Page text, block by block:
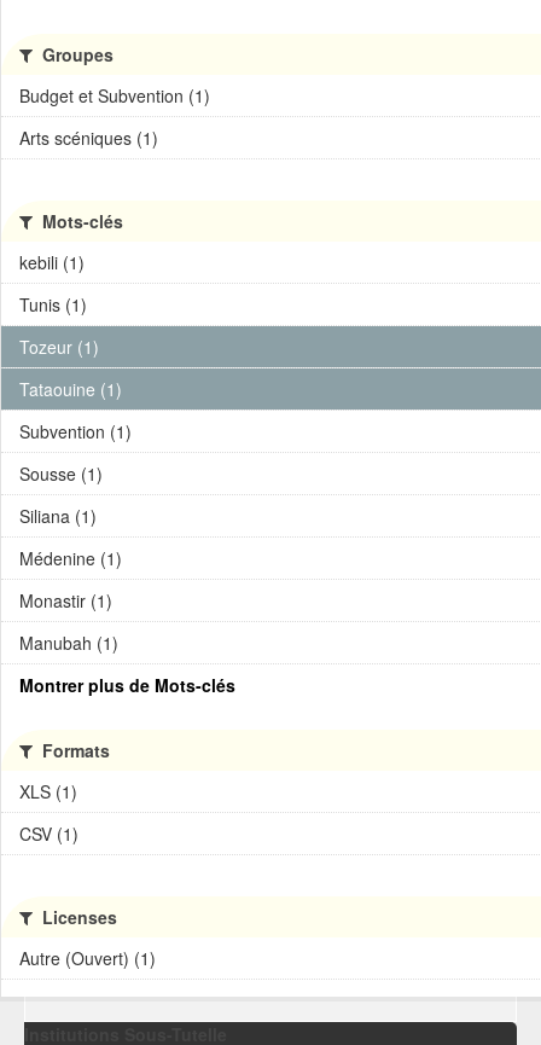
Groupes
Budget et Subvention (1)
Arts scéniques (1)
Mots-clés
kebili (1)
Tunis (1)
Tozeur (1)
Tataouine (1)
Subvention (1)
Sousse (1)
Siliana (1)
Médenine (1)
Monastir (1)
Manubah (1)
Montrer plus de Mots-clés
Formats
XLS (1)
CSV (1)
Licenses
Autre (Ouvert) (1)